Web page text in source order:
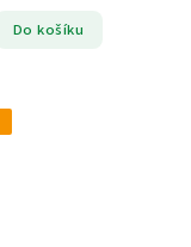
Do košíku